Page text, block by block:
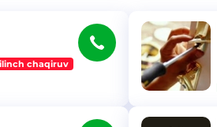
chaqiruv